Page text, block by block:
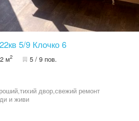
5/9 Клочко 6
м2 5 / 9 пов.
двор,свежий ремонт
и живи